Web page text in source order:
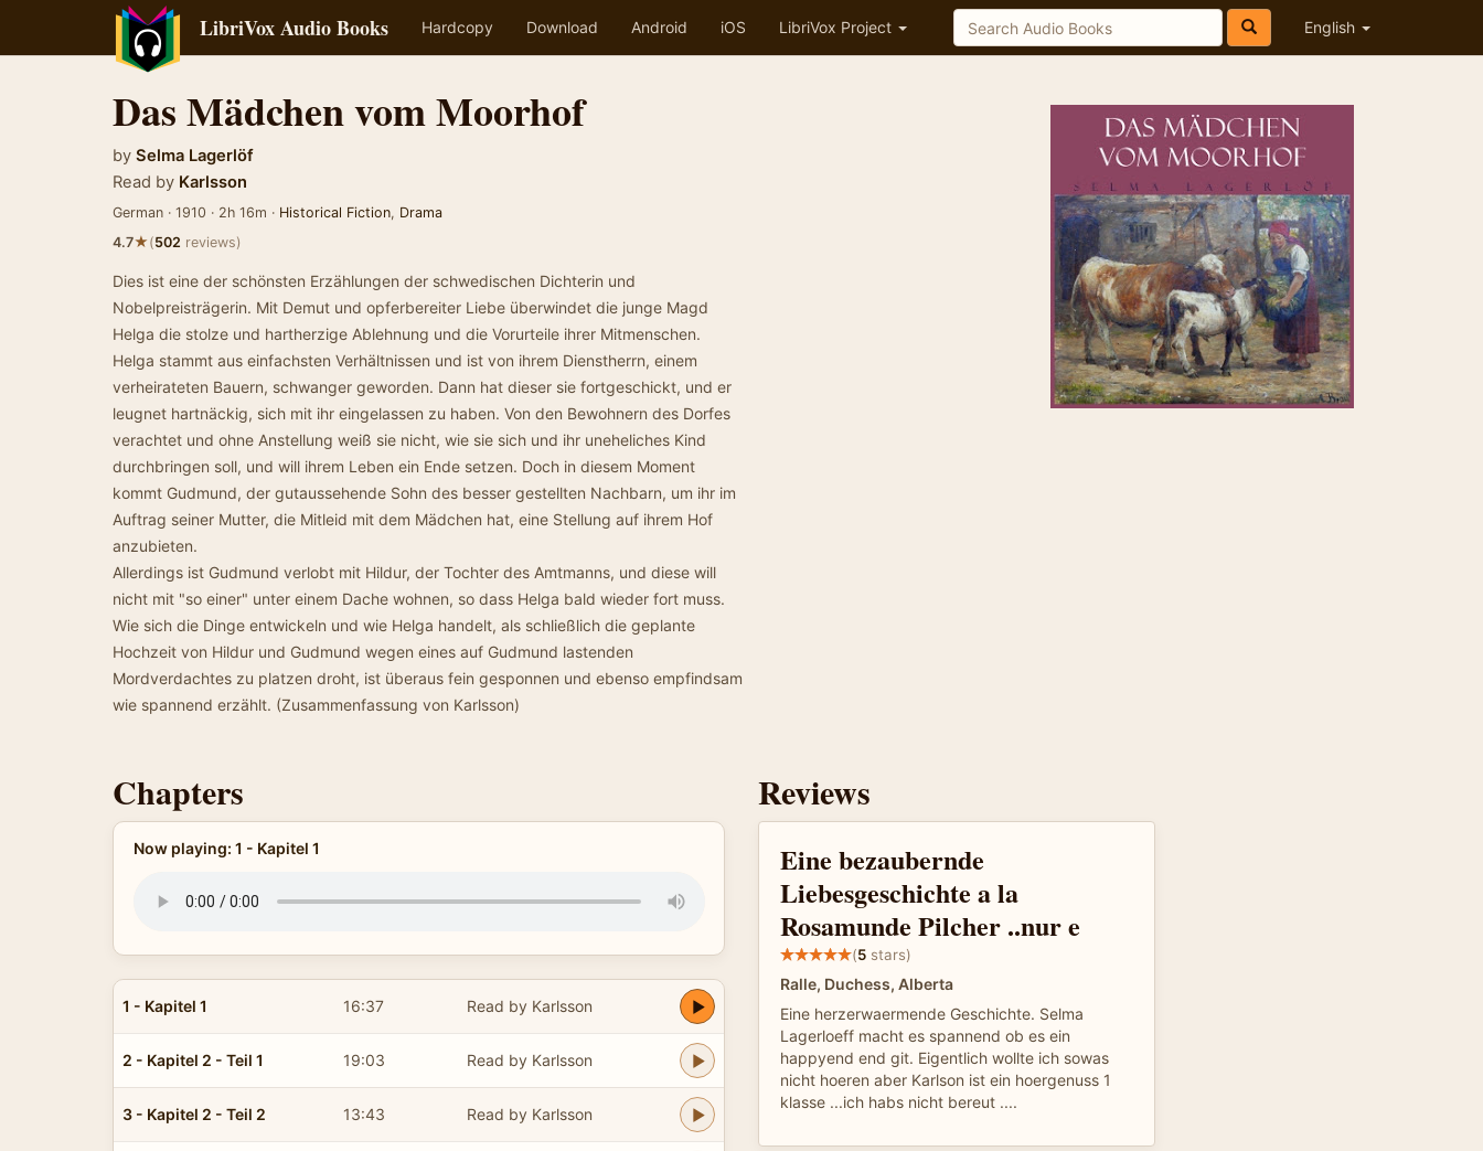
LibriVox Audio Books Hardcopy Download Android iOS LibriVox Project English
Das Mädchen vom Moorhof
by Selma Lagerlöf
Read by Karlsson
German · 1910 · 2h 16m · Historical Fiction, Drama
4.7★(502 reviews)
Dies ist eine der schönsten Erzählungen der schwedischen Dichterin und
Nobelpreisträgerin. Mit Demut und opferbereiter Liebe überwindet die junge Magd
Helga die stolze und hartherzige Ablehnung und die Vorurteile ihrer Mitmenschen.
Helga stammt aus einfachsten Verhältnissen und ist von ihrem Dienstherrn, einem
verheirateten Bauern, schwanger geworden. Dann hat dieser sie fortgeschickt, und er
leugnet hartnäckig, sich mit ihr eingelassen zu haben. Von den Bewohnern des Dorfes
verachtet und ohne Anstellung weiß sie nicht, wie sie sich und ihr uneheliches Kind
durchbringen soll, und will ihrem Leben ein Ende setzen. Doch in diesem Moment
kommt Gudmund, der gutaussehende Sohn des besser gestellten Nachbarn, um ihr im
Auftrag seiner Mutter, die Mitleid mit dem Mädchen hat, eine Stellung auf ihrem Hof
anzubieten.
Allerdings ist Gudmund verlobt mit Hildur, der Tochter des Amtmanns, und diese will
nicht mit "so einer" unter einem Dache wohnen, so dass Helga bald wieder fort muss.
Wie sich die Dinge entwickeln und wie Helga handelt, als schließlich die geplante
Hochzeit von Hildur und Gudmund wegen eines auf Gudmund lastenden
Mordverdachtes zu platzen droht, ist überaus fein gesponnen und ebenso empfindsam
wie spannend erzählt. (Zusammenfassung von Karlsson)
Chapters
Now playing: 1 - Kapitel 1
1 - Kapitel 1 16:37 Read by Karlsson
2 - Kapitel 2 - Teil 1 19:03 Read by Karlsson
3 - Kapitel 2 - Teil 2 13:43 Read by Karlsson
Reviews
Eine bezaubernde
Liebesgeschichte a la
Rosamunde Pilcher ..nur e
(5 stars)
Ralle, Duchess, Alberta
Eine herzerwaermende Geschichte. Selma
Lagerloeff macht es spannend ob es ein
happyend end git. Eigentlich wollte ich sowas
nicht hoeren aber Karlson ist ein hoergenuss 1
klasse ...ich habs nicht bereut ....